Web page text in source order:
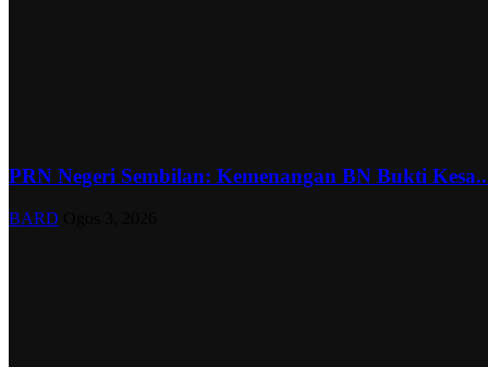
PRN Negeri Sembilan: Kemenangan BN Bukti
BARD